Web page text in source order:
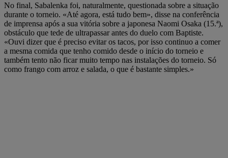
No final, Sabalenka foi, naturalmente, questionada sobre a situação
durante o torneio. «Até agora, está tudo bem», disse na conferência
de imprensa após a sua vitória sobre a japonesa Naomi Osaka (15.ª),
obstáculo que tede de ultrapassar antes do duelo com Baptiste.
«Ouvi dizer que é preciso evitar os tacos, por isso continuo a comer
a mesma comida que tenho comido desde o início do torneio e
também tento não ficar muito tempo nas instalações do torneio. Só
como frango com arroz e salada, o que é bastante simples.»